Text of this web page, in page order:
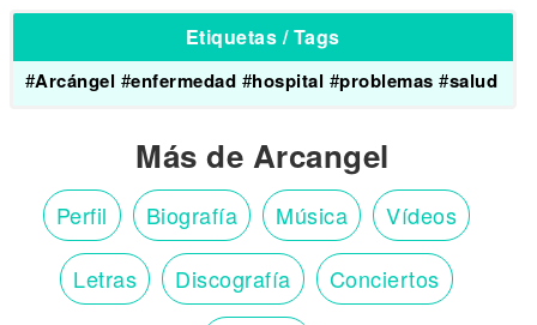
Etiquetas / Tags
#Arcángel #enfermedad #hospital #problemas #salud
Más de Arcangel
Perfil Biografía Música Vídeos
Letras Discografía Conciertos